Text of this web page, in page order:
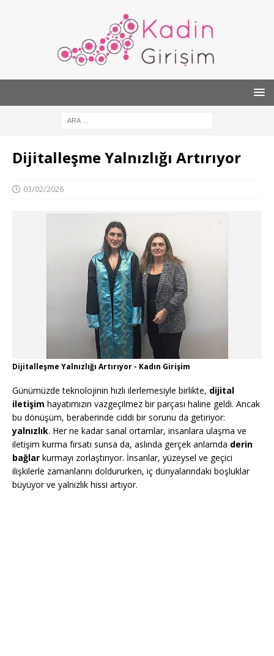
Dijitalleşme Yalnızlığı Artırıyor
03/02/2026
Dijitalleşme Yalnızlığı Artırıyor - Kadın Girişim
Günümüzde teknolojinin hızlı ilerlemesiyle birlikte, dijital
iletişim hayatımızın vazgeçilmez bir parçası haline geldi. Ancak
bu dönüşüm, beraberinde ciddi bir sorunu da getiriyor:
yalnızlık. Her ne kadar sanal ortamlar, insanlara ulaşma ve
iletişim kurma fırsatı sunsa da, aslında gerçek anlamda derin
bağlar kurmayı zorlaştırıyor. İnsanlar, yüzeysel ve geçici
ilişkilerle zamanlarını doldururken, iç dünyalarındaki boşluklar
büyüyor ve yalnızlık hissi artıyor.